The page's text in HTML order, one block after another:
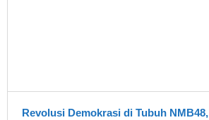
Revolusi Demokrasi di Tubuh NMB48,